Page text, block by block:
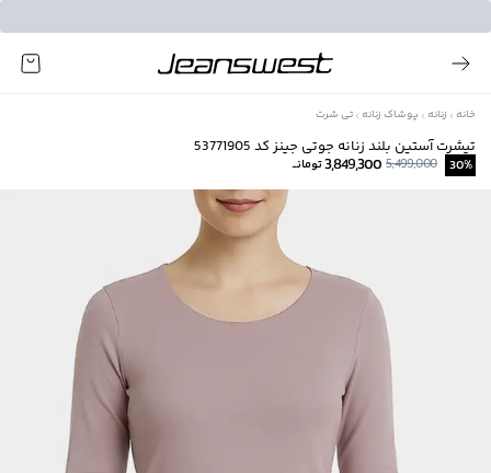
خانه زنانه پوشاک زنانه تی شرت
تیشرت آستین بلند زنانه جوتی جینز کد 53771905
30%
5,499,000
3,849,300تومانــ